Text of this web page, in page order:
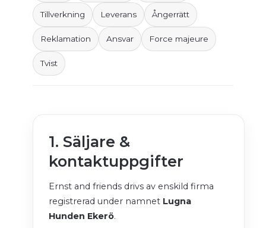
Tillverkning Leverans Ångerrätt
Reklamation Ansvar Force majeure
Tvist
1. Säljare &
kontaktuppgifter
Ernst and friends drivs av enskild firma
registrerad under namnet Lugna
Hunden Ekerö.